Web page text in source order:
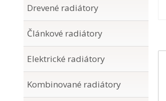
Drevené radiátory
Článkové radiátory
Elektrické radiátory
Kombinované radiátory